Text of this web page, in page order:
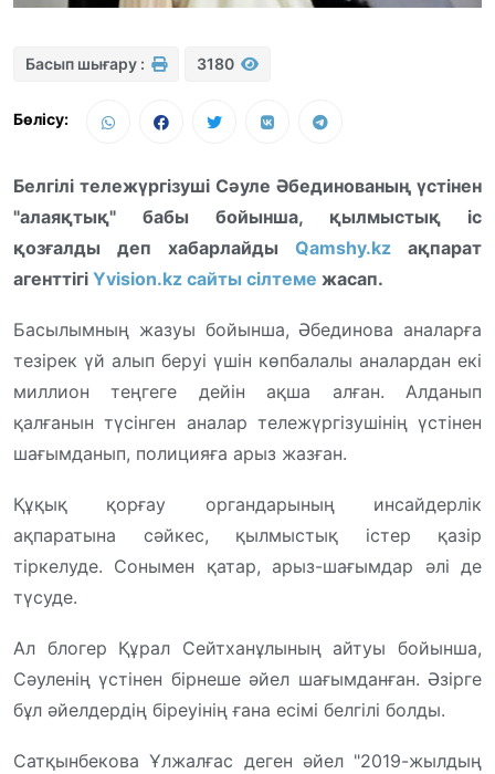
Басып шығару : 3180
Бөлісу:
Белгілі тележүргізуші Сәуле Әбединованың үстінен
"алаяқтық" бабы бойынша, қылмыстық іс
қозғалды деп хабарлайды Qamshy.kz ақпарат
агенттігі Yvision.kz сайты сілтеме жасап.
Басылымның жазуы бойынша, Әбединова аналарға
тезірек үй алып беруі үшін көпбалалы аналардан екі
миллион теңгеге дейін ақша алған. Алданып
қалғанын түсінген аналар тележүргізушінің үстінен
шағымданып, полицияға арыз жазған.
Құқық қорғау органдарының инсайдерлік
ақпаратына сәйкес, қылмыстық істер қазір
тіркелуде. Сонымен қатар, арыз-шағымдар әлі де
түсуде.
Ал блогер Құрал Сейтханұлының айтуы бойынша,
Сәуленің үстінен бірнеше әйел шағымданған. Әзірге
бұл әйелдердің біреуінің ғана есімі белгілі болды.
Сатқынбекова Ұлжалғас деген әйел "2019-жылдың